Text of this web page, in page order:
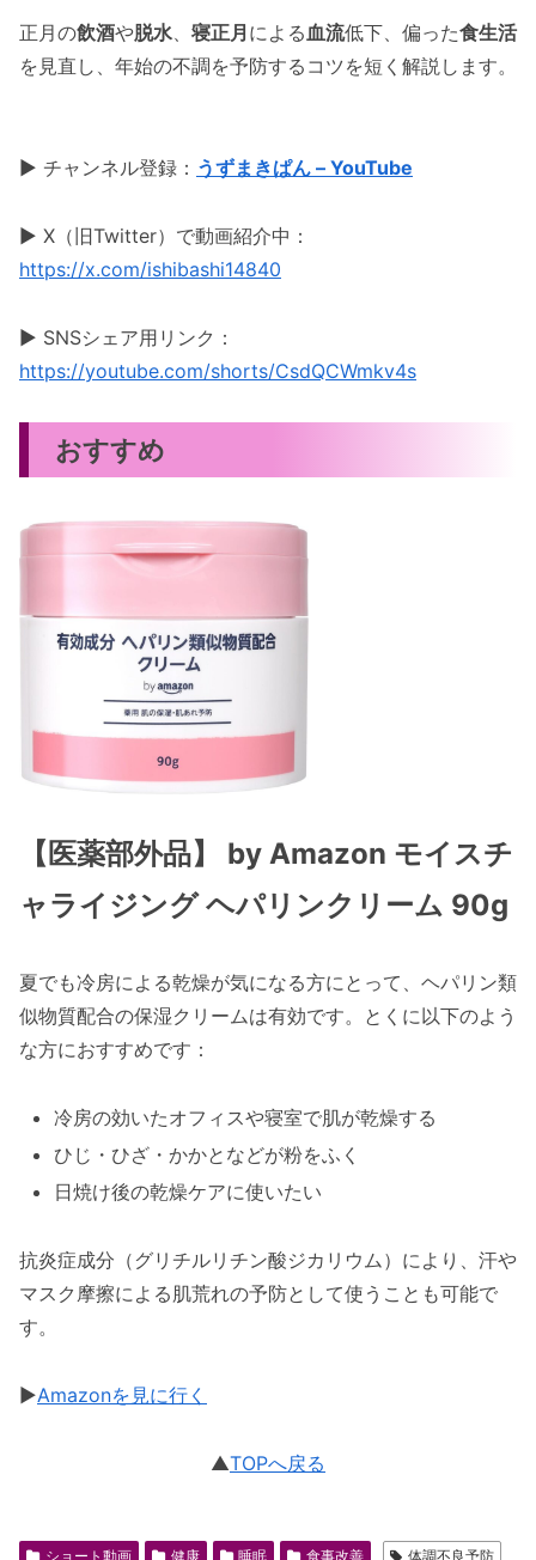
正月の飲酒や脱水、 寝正月 による血流低下、偏った食生活
を見直し、年始の不調を予防するコツを短く解説します。
▶ チャンネル登録： うずまきぱん – YouTube
▶ X（旧Twitter）で動画紹介中：
https://x.com/ishibashi14840
▶ SNSシェア用リンク：
https://youtube.com/shorts/CsdQCWmkv4s
おすすめ
【医薬部外品】 by Amazon モイスチ
ャライジング ヘパリンクリーム 90g
夏でも冷房による乾燥が気になる方にとって、ヘパリン類
似物質配合の保湿クリームは有効です。とくに以下のよう
な方におすすめです：
冷房の効いたオフィスや寝室で肌が乾燥する
ひじ・ひざ・かかとなどが粉をふく
日焼け後の乾燥ケアに使いたい
抗炎症成分（グリチルリチン酸ジカリウム）により、汗や
マスク摩擦による肌荒れの予防として使うことも可能で
す。
▶︎Amazonを見に行く
▲TOPへ戻る
ショート動画 健康 睡眠 食事改善 体調不良予防